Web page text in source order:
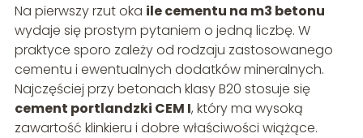
Na pierwszy rzut oka ile cementu na m3 betonu
wydaje się prostym pytaniem o jedną liczbę. W
praktyce sporo zależy od rodzaju zastosowanego
cementu i ewentualnych dodatków mineralnych.
Najczęściej przy betonach klasy B20 stosuje się
cement portlandzki CEM I, który ma wysoką
zawartość klinkieru i dobre właściwości wiążące.